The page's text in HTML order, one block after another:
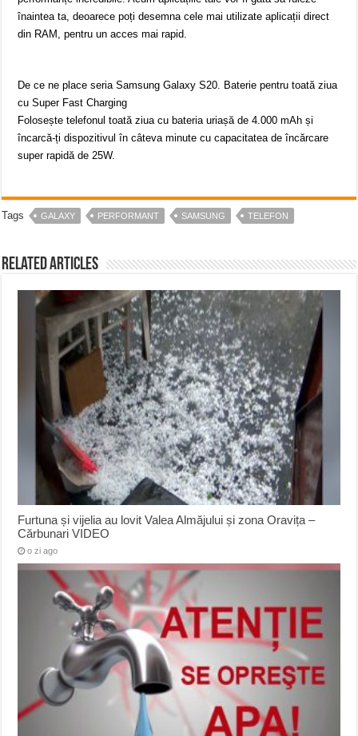
înaintea ta, deoarece poți desemna cele mai utilizate aplicații direct
din RAM, pentru un acces mai rapid.
De ce ne place seria Samsung Galaxy S20. Baterie pentru toată ziua
cu Super Fast Charging
Folosește telefonul toată ziua cu bateria uriașă de 4.000 mAh și
încarcă-ți dispozitivul în câteva minute cu capacitatea de încărcare
super rapidă de 25W.
Tags GALAXY PERFORMANT SAMSUNG TELEFON
Related Articles
Furtuna și vijelia au lovit Valea Almăjului și zona Oravița –
Cărbunari VIDEO
o zi ago